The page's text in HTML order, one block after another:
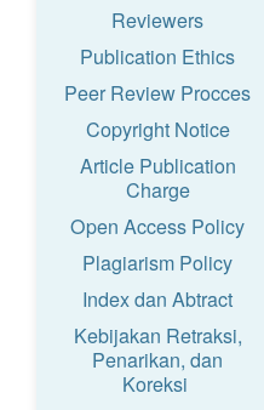
Reviewers
Publication Ethics
Peer Review Procces
Copyright Notice
Article Publication
Charge
Open Access Policy
Plagiarism Policy
Index dan Abtract
Kebijakan Retraksi,
Penarikan, dan
Koreksi